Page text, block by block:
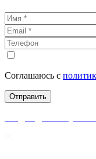
Соглашаюсь с